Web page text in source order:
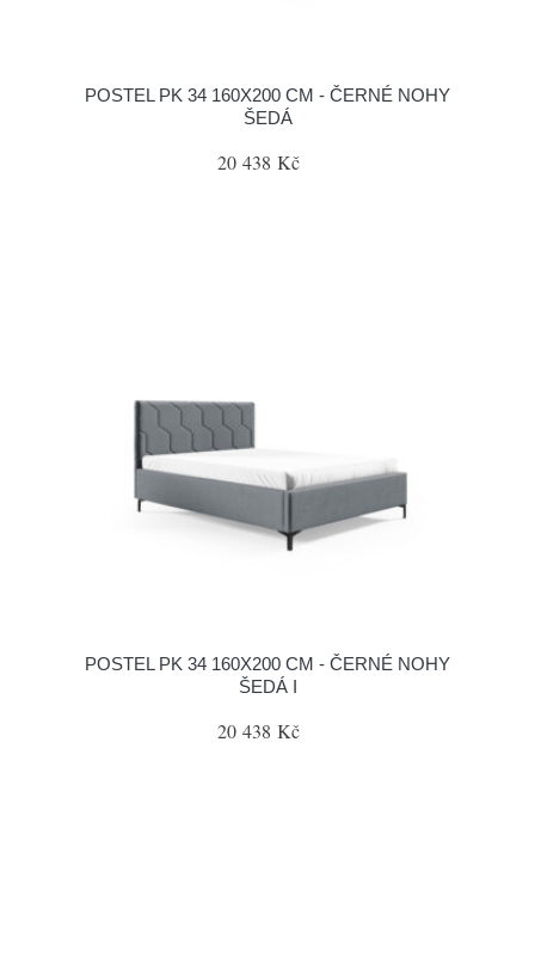
POSTEL PK 34 160X200 CM - ČERNÉ NOHY
ŠEDÁ
20 438 Kč
POSTEL PK 34 160X200 CM - ČERNÉ NOHY
ŠEDÁ I
20 438 Kč